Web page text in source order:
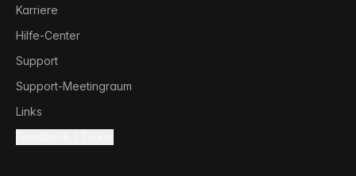
Karriere
Hilfe-Center
Support
Support-Meetingraum
Links